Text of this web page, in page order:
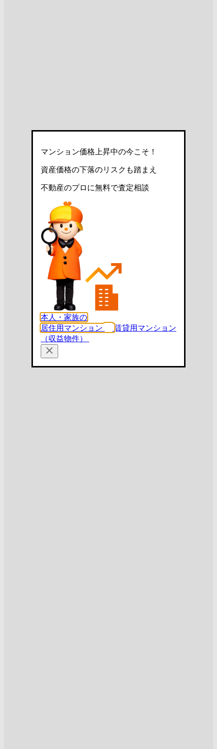
マンション価格上昇中の今こそ！
資産価格の下落のリスクも踏まえ
不動産のプロに無料で査定相談
本人・家族の
居住用マンション
賃貸用マンション
（収益物件）